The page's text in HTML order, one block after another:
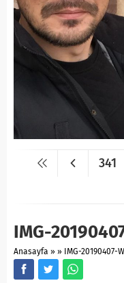
341
IMG-
Anasayfa » » IMG-20190407-